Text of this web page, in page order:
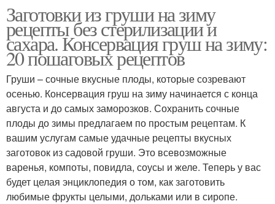
Заготовки из груши на зиму
рецепты без стерилизации и
сахара. Консервация груш на зиму:
20 пошаговых рецептов
Груши – сочные вкусные плоды, которые созревают
осенью. Консервация груш на зиму начинается с конца
августа и до самых заморозков. Сохранить сочные
плоды до зимы предлагаем по простым рецептам. К
вашим услугам самые удачные рецепты вкусных
заготовок из садовой груши. Это всевозможные
варенья, компоты, повидла, соусы и желе. Теперь у вас
будет целая энциклопедия о том, как заготовить
любимые фрукты целыми, дольками или в сиропе.